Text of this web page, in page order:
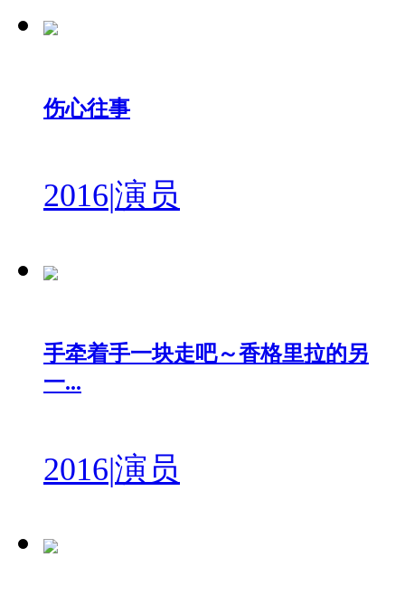
伤心往事
2016|演员
手牵着手一块走吧～香格里拉的另
一...
2016|演员